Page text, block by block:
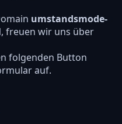
umstandsmode-
freuen wir uns über
folgenden Button
auf.